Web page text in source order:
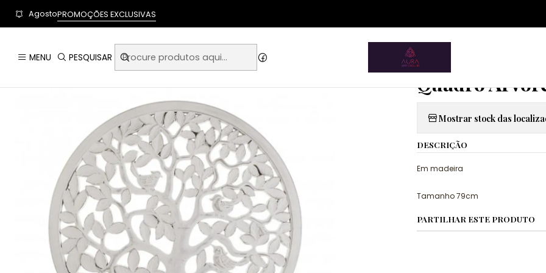
User-agent: * Allow: / Sitemap: https://www.auraemporium.pt/sitemap.xml
MENU PESQUISAR
AgostoPROMOÇÕES EXCLUSIVAS
Início
Artigos para a Casa Quadros e Telas Quadro Árvore da
|
Quadro
Mostrar stock das
DESCRIÇÃO
Em madeira
Tamanho 79cm
PARTILHAR ESTE PRODUTO